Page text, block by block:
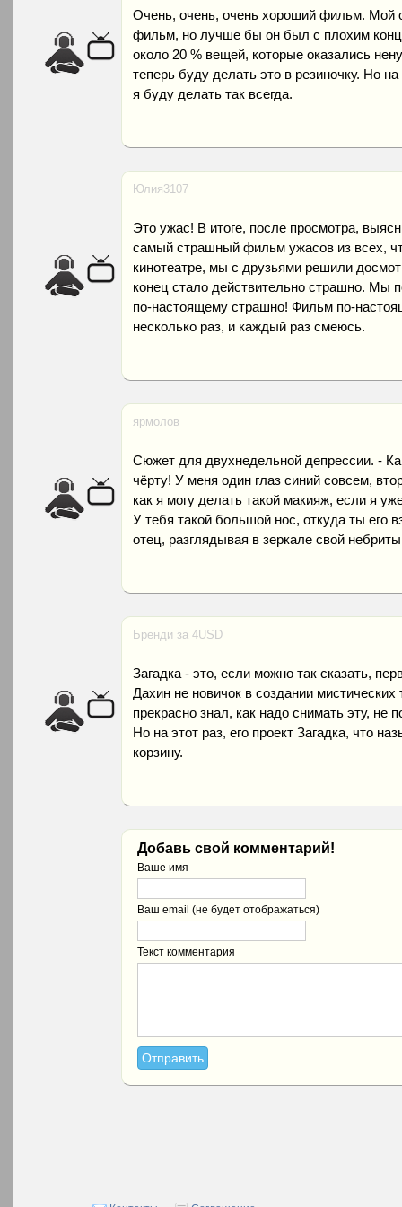
Очень, очень, очень хороший фильм. Мой
фильм, но лучше бы он был с плохим
около 20 % вещей, которые оказались
теперь буду делать это в резиночку. Но
я буду делать так всегда.
Юлия3107
Это ужас! В итоге, после просмотра,
самый страшный фильм ужасов из всех,
кинотеатре, мы с друзьями решили
конец стало действительно страшно. Мы
по-настоящему страшно! Фильм по-
несколько раз, и каждый раз смеюсь.
ярмолов
Сюжет для двухнедельной депрессии. -
чёрту! У меня один глаз синий совсем,
как я могу делать такой макияж, если я
У тебя такой большой нос, откуда ты его
отец, разглядывая в зеркале свой
Бренди за 4USD
Загадка - это, если можно так сказать,
Дахин не новичок в создании
прекрасно знал, как надо снимать эту, не
Но на этот раз, его проект Загадка, что
корзину.
Добавь свой комментарий!
Ваше имя
Ваш email (не будет отображаться)
Текст комментария